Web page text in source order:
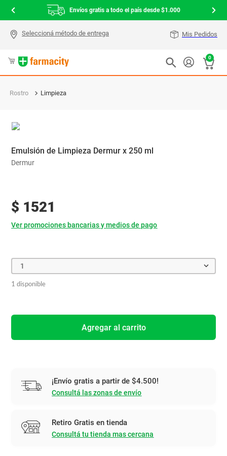
Envíos gratis a todo el país desde $1.000
Mis Pedidos
0
Rostro Limpieza
Emulsión de Limpieza Dermur x 250 ml
Dermur
$ 1521
Ver promociones bancarias y medios de pago
1
1 disponible
Agregar al carrito
¡Envío gratis a partir de $4.500!
Consultá las zonas de envío
Retiro Gratis en tienda
Consultá tu tienda mas cercana